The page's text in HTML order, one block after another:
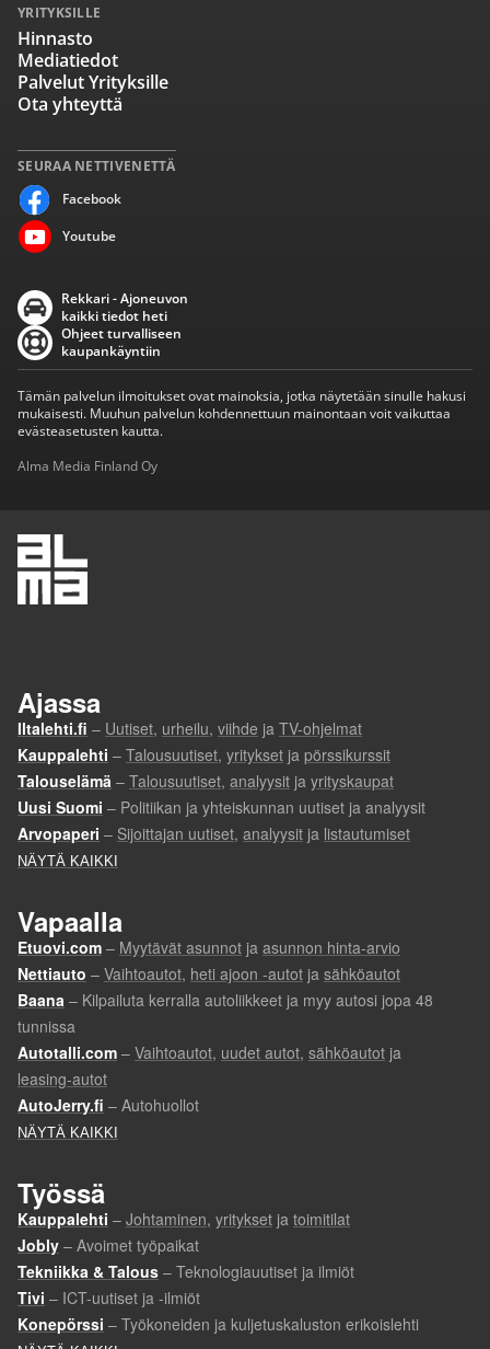
SEURAA NETTIVENETTÄ
Facebook
Youtube
YRITYKSILLE
Hinnasto
Mediatiedot
Palvelut Yrityksille
Ota yhteyttä
Rekkari - Ajoneuvon
kaikki tiedot heti
Ohjeet turvalliseen
kaupankäyntiin
Tämän palvelun ilmoitukset ovat mainoksia, jotka näytetään sinulle hakusi
mukaisesti. Muuhun palvelun kohdennettuun mainontaan voit vaikuttaa
evästeasetusten kautta.
Alma Media Finland Oy